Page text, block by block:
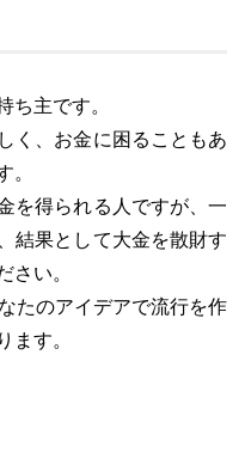
ち主です。
く、お金に困ることもあ
。
を得られる人ですが、一
結果として大金を散財す
さい。
たのアイデアで流行を作
ます。